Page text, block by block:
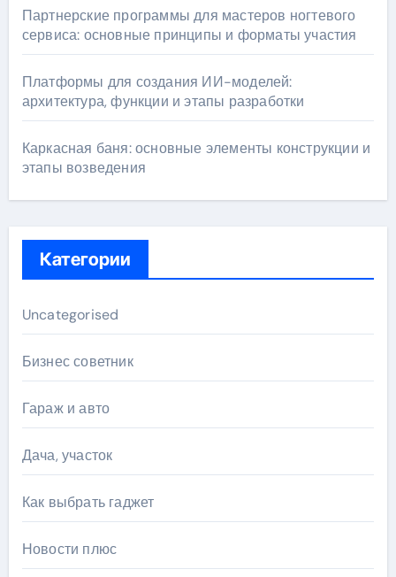
Партнерские программы для мастеров ногтевого
сервиса: основные принципы и форматы участия
Платформы для создания ИИ-моделей:
архитектура, функции и этапы разработки
Каркасная баня: основные элементы конструкции и
этапы возведения
Категории
Uncategorised
Бизнес советник
Гараж и авто
Дача, участок
Как выбрать гаджет
Новости плюс